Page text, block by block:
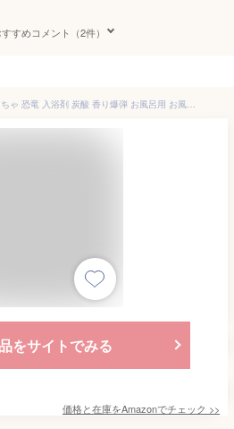
すめコメント（2件）
XXTOYS バスボール おもちゃ 恐竜 入浴剤 炭酸 香り爆弾 お風呂用 お風呂たまご 肌に良い 140g×7個セット 子供 誕生日 プレゼント ギフト
をサイトでみる
価格と在庫をAmazonでチェック >>